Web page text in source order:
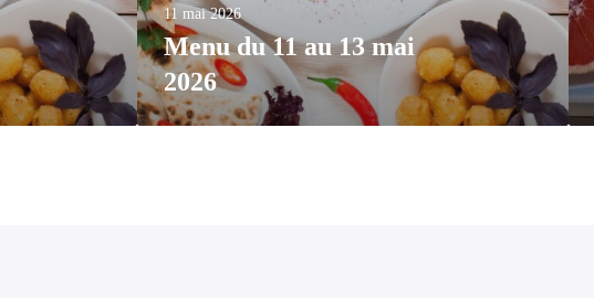
11 mai 2026
Menu du 11 au 13 mai
2026